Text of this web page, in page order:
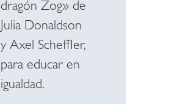
dragón Zog» de
Julia Donaldson
y Axel Scheffler,
para educar en
igualdad.